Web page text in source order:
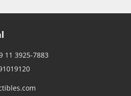
11 3925-7883